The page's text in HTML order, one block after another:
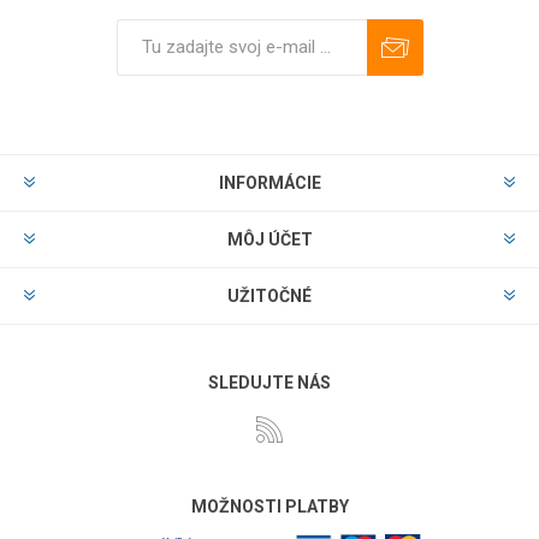
INFORMÁCIE
MÔJ ÚČET
UŽITOČNÉ
SLEDUJTE NÁS
MOŽNOSTI PLATBY